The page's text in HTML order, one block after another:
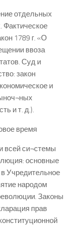
отдельных
Фактическое
1789 г. «О
ввоза
Суд и
закон
и
и т. д.).
время
всей си¬стемы
основные
Учредительное
народом
Законы
прав